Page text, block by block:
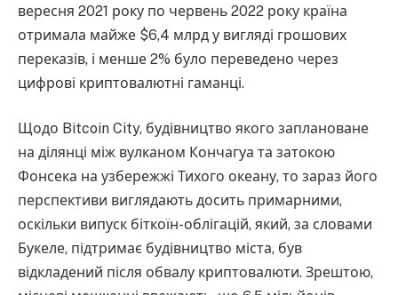
вересня 2021 року по червень 2022 року країна
отримала майже $6,4 млрд у вигляді грошових
переказів, і менше 2% було переведено через
цифрові криптовалютні гаманці.
Щодо Bitcoin City, будівництво якого заплановане
на ділянці між вулканом Кончагуа та затокою
Фонсека на узбережжі Тихого океану, то зараз його
перспективи виглядають досить примарними,
оскільки випуск біткоїн-облігацій, який, за словами
Букеле, підтримає будівництво міста, був
відкладений після обвалу криптовалюти. Зрештою,